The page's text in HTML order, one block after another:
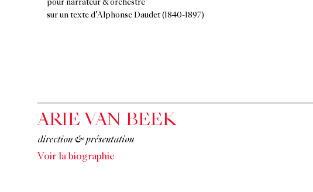
pour narrateur & orchestre
sur un texte d’Alphonse Daudet (1840-1897)
ARIE VAN BEEK
direction & présentation
Voir la biographie